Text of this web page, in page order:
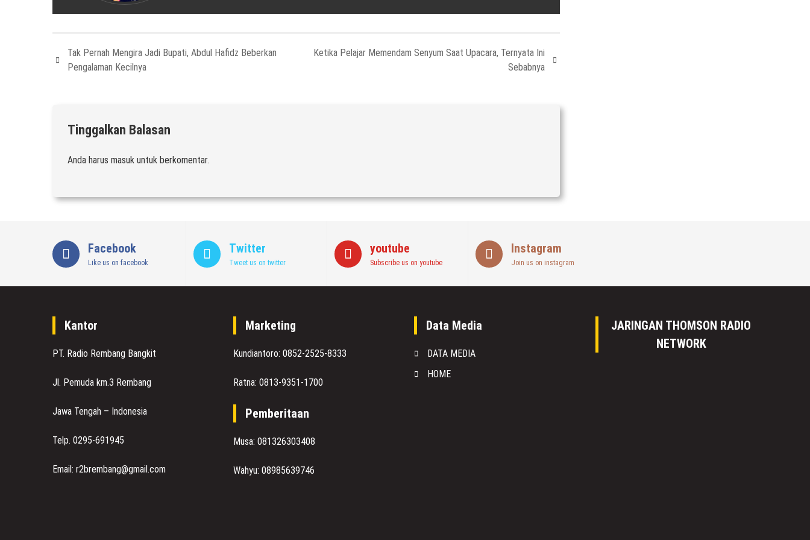
Tak Pernah Mengira Jadi Bupati, Abdul Hafidz Beberkan
Pengalaman Kecilnya
Ketika Pelajar Memendam Senyum Saat Upacara, Ternyata Ini
Sebabnya
Tinggalkan Balasan
Anda harus masuk untuk berkomentar.
Facebook
Like us on facebook
Twitter
Tweet us on twitter
youtube
Subscribe us on youtube
Instagram
Join us on instagram
Kantor
PT. Radio Rembang Bangkit
Jl. Pemuda km.3 Rembang
Jawa Tengah – Indonesia
Telp. 0295-691945
Email: r2brembang@gmail.com
Marketing
Kundiantoro: 0852-2525-8333
Ratna: 0813-9351-1700
Pemberitaan
Musa: 081326303408
Wahyu: 08985639746
Data Media
DATA MEDIA
HOME
JARINGAN THOMSON RADIO
NETWORK